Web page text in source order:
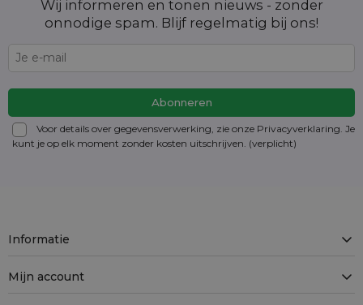
Wij informeren en tonen nieuws - zonder
onnodige spam. Blijf regelmatig bij ons!
Voor details over gegevensverwerking, zie onze Privacyverklaring. Je
kunt je op elk moment zonder kosten uitschrijven. (verplicht)
Informatie
Mijn account